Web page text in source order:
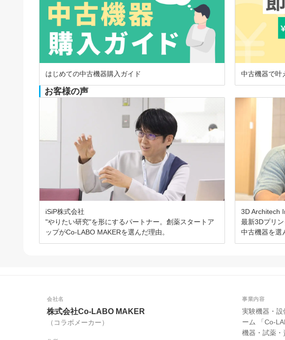
はじめての中古機器購入ガイド 中古機器で叶
お客様の声
iSiP株式会社
"やりたい研究"を形にするパートナー。創薬スタートア
ップがCo-LABO MAKERを選んだ理由。
3D Architech
最新3Dプリ
中古機器を選
会社名
株式会社Co-LABO MAKER
（コラボメーカー）
事業内容
実験機器・設
ーム 「Co-
機器・試薬・